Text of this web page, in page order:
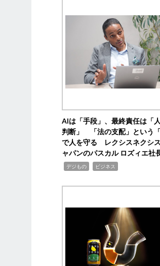
AIは「手段」、最終責任は「
判断」 「法の支配」という「
で人を守る レクシスネクシ
ャパンのパスカル ロズィエ社
デジもの ビジネス